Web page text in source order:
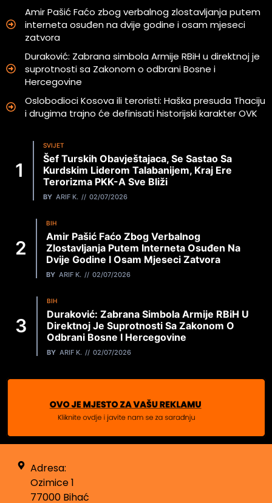
Amir Pašić Faćo zbog verbalnog zlostavljanja putem
interneta osuđen na dvije godine i osam mjeseci
zatvora
Duraković: Zabrana simbola Armije RBiH u direktnoj je
suprotnosti sa Zakonom o odbrani Bosne i
Hercegovine
Oslobodioci Kosova ili teroristi: Haška presuda Thaciju
i drugima trajno će definisati historijski karakter OVK
SVIJET
Šef Turskih Obavještajaca, Se Sastao Sa
Kurdskim Liderom Talabanijem, Kraj Ere
Terorizma PKK-A Sve Bliži
BY ARIF K. 02/07/2026
BIH
Amir Pašić Faćo Zbog Verbalnog
Zlostavljanja Putem Interneta Osuđen Na
Dvije Godine I Osam Mjeseci Zatvora
BY ARIF K. 02/07/2026
BIH
Duraković: Zabrana Simbola Armije RBiH U
Direktnoj Je Suprotnosti Sa Zakonom O
Odbrani Bosne I Hercegovine
BY ARIF K. 02/07/2026
Adresa:
Ozimice 1
77000 Bihać